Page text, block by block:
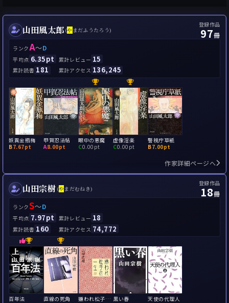
山田風太郎 (や まだふうたろう)
登録作品
97冊
ランクA～D
平均点 6.35pt 累計レビュー 15
累計読書 181 累計アクセス 136,245
妖異金瓶梅
B7.67pt
甲賀忍法帖
A8.00pt
眼中の悪魔
C0.00pt
虚像淫楽
C0.00pt
警視庁草紙
B7.00pt
作家詳細ページへ
山田宗樹 (やまだむねき)
登録作品
18冊
ランクS～D
平均点 7.97pt 累計レビュー 18
累計読書 160 累計アクセス 74,772
百年法
直線の死角
嫌われ松子の一生 黒い春
天使の代理人